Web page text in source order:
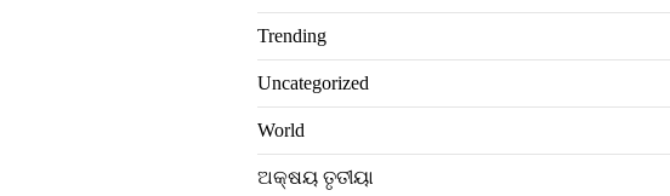
Trending
Uncategorized
World
ଅକ୍ଷୟ ତୃତୀୟା